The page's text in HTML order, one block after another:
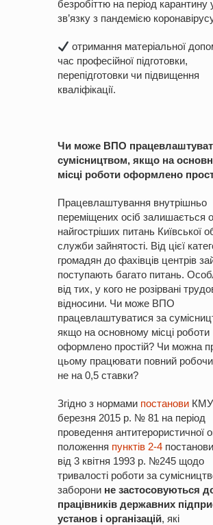
безробіттю на період карантину
зв’язку з пандемією
отримання матеріальної
час професійної підготовки,
перепідготовки чи підвищення
кваліфікації.
Чи може ВПО
сумісництвом, якщо на
місці роботи оформлено
Працевлаштування внутрішньо
переміщених осіб залишається
найгостріших питань Київської
служби зайнятості. Від цієї
громадян до фахівців центрів
поступають багато питань.
від тих, у кого не розірвані
відносини. Чи може ВПО
працевлаштуватися за
якщо на основному місці роботи
оформлено простій? Чи можна
цьому працювати повний
не на 0,5 ставки?
Згідно з нормами постанови КМУ
березня 2015 р. № 81 на період
проведення антитерористичної
положення пунктів 2-4
від 3 квітня 1993 р. №245 щодо
тривалості роботи за
заборони не застосовуються
працівників державних
установ і організацій, які